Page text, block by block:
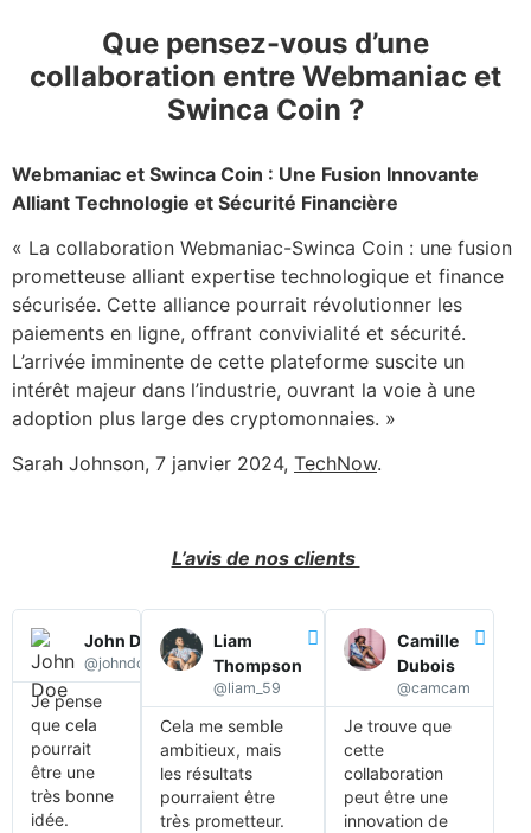
Que pensez-vous d’une
collaboration entre Webmaniac et
Swinca Coin ?
Webmaniac et Swinca Coin : Une Fusion Innovante
Alliant Technologie et Sécurité Financière
« La collaboration Webmaniac-Swinca Coin : une fusion
prometteuse alliant expertise technologique et finance
sécurisée. Cette alliance pourrait révolutionner les
paiements en ligne, offrant convivialité et sécurité.
L’arrivée imminente de cette plateforme suscite un
intérêt majeur dans l’industrie, ouvrant la voie à une
adoption plus large des cryptomonnaies. »
Sarah Johnson, 7 janvier 2024, TechNow.
L’avis de nos clients
John Doe
@johndoe6
Je pense
que cela
pourrait
être une
très bonne
idée.
Liam
Thompson
@liam_59
Cela me semble
ambitieux, mais
les résultats
pourraient être
très prometteur.
Camille
Dubois
@camcam
Je trouve que
cette
collaboration
peut être une
innovation de